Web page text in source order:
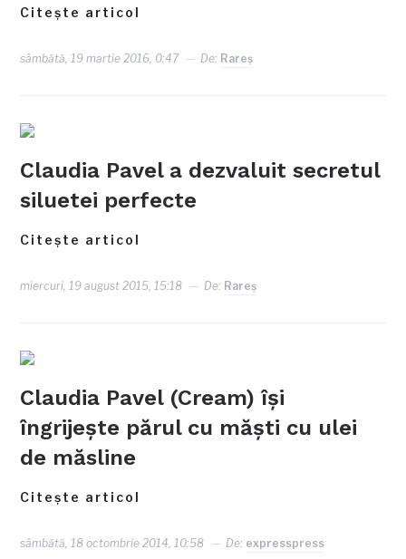
Citește articol
sâmbătă, 19 martie 2016, 0:47 De: Rareş
Claudia Pavel a dezvaluit secretul
siluetei perfecte
Citește articol
miercuri, 19 august 2015, 15:18 De: Rareş
Claudia Pavel (Cream) îşi
îngrijeşte părul cu măşti cu ulei
de măsline
Citește articol
sâmbătă, 18 octombrie 2014, 10:58 De: expresspress